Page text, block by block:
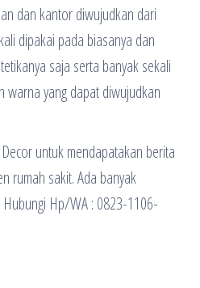
dan kantor diwujudkan dari
dipakai pada biasanya dan
saja serta banyak sekali
warna yang dapat diwujudkan
untuk mendapatakan berita
rumah sakit. Ada banyak
Hp/WA : 0823-1106-